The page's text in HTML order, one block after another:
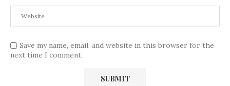
Save my name, email, and website in this browser for the
next time I comment.